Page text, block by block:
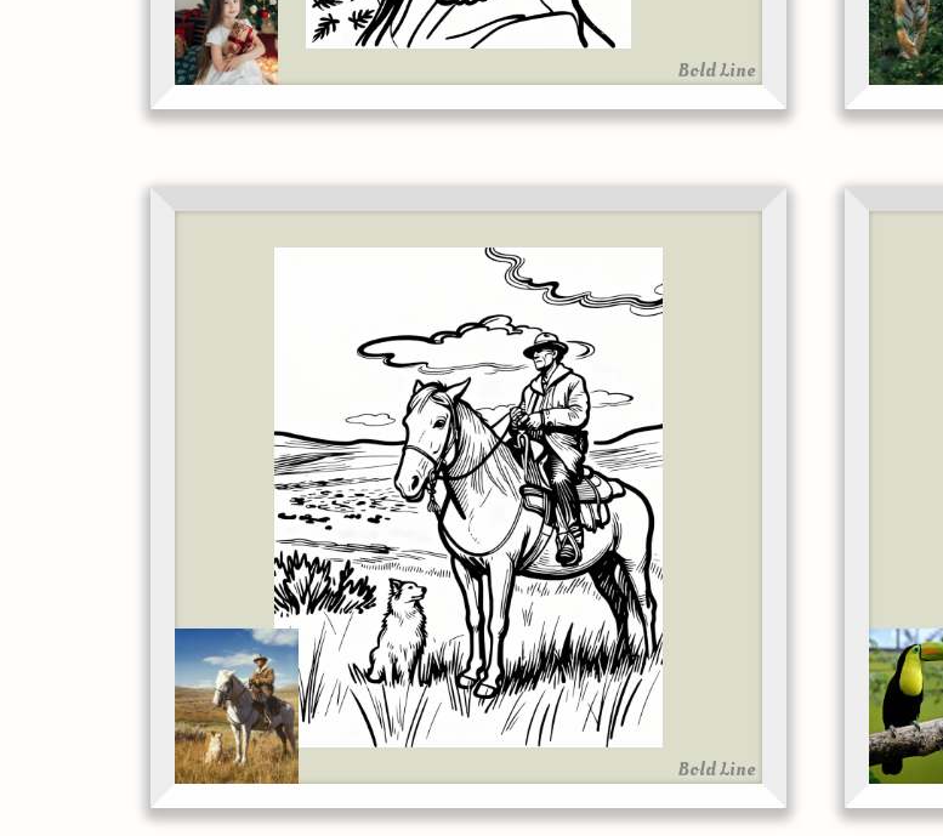
Bold Line
Bold Line